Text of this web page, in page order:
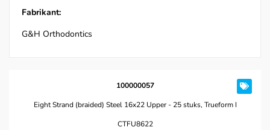
Fabrikant:
G&H Orthodontics
100000057
Eight Strand (braided) Steel 16x22 Upper - 25 stuks, Trueform I
CTFU8622